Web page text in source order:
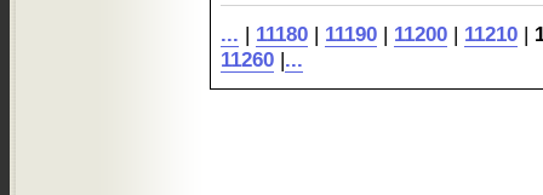
... | 11180 | 11190 | 11200 | 11210 |
11260 |...